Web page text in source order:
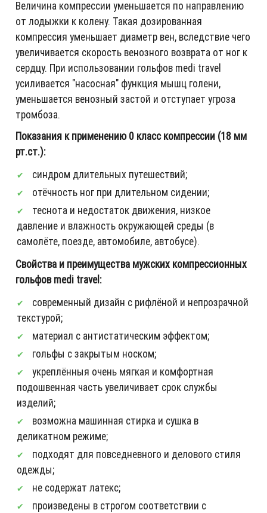
Величина компрессии уменьшается по направлению
от лодыжки к колену. Такая дозированная
компрессия уменьшает диаметр вен, вследствие чего
увеличивается скорость венозного возврата от ног к
сердцу. При использовании гольфов medi travel
усиливается "насосная" функция мышц голени,
уменьшается венозный застой и отступает угроза
тромбоза.
Показания к применению 0 класс компрессии (18 мм
рт.ст.):
синдром длительных путешествий;
отёчность ног при длительном сидении;
теснота и недостаток движения, низкое
давление и влажность окружающей среды (в
самолёте, поезде, автомобиле, автобусе).
Свойства и преимущества мужских компрессионных
гольфов medi travel:
современный дизайн с рифлёной и непрозрачной
текстурой;
материал с антистатическим эффектом;
гольфы с закрытым носком;
укреплённыя очень мягкая и комфортная
подошвенная часть увеличивает срок службы
изделий;
возможна машинная стирка и сушка в
деликатном режиме;
подходят для повседневного и делового стиля
одежды;
не содержат латекс;
произведены в строгом соответствии с